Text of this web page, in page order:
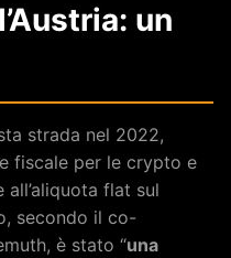
un
strada nel 2022,
fiscale per le crypto e
flat sul
secondo il co-
è stato “una